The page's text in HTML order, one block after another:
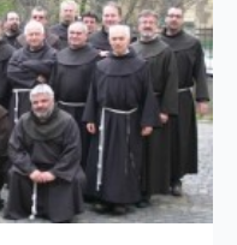
Benedeket
és Várnai
A
pénteken